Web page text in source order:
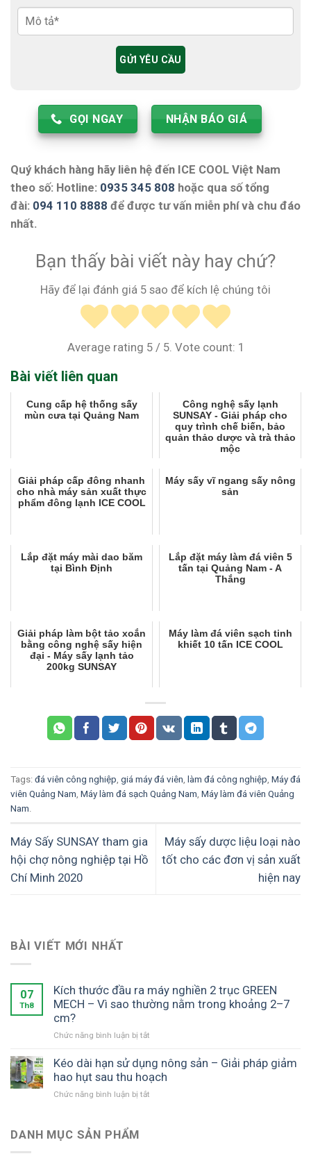
GỌI NGAY NHẬN BÁO GIÁ
Quý khách hàng hãy liên hệ đến ICE COOL Việt Nam
theo số: Hotline: 0935 345 808 hoặc qua số tổng
đài: 094 110 8888 để được tư vấn miễn phí và chu đáo
nhất.
Bạn thấy bài viết này hay chứ?
Hãy để lại đánh giá 5 sao để kích lệ chúng tôi
Average rating 5/ 5. Vote count: 1
Bài viết liên quan
Cung cấp hệ thống sấy
mùn cưa tại Quảng Nam
Công nghệ sấy lạnh
SUNSAY - Giải pháp cho
quy trình chế biến, bảo
quản thảo dược và trà thảo
mộc
Giải pháp cấp đông nhanh
cho nhà máy sản xuất thực
phẩm đông lạnh ICE COOL
Máy sấy vĩ ngang sấy nông
sản
Lắp đặt máy mài dao băm
tại Bình Định
Lắp đặt máy làm đá viên 5
tấn tại Quảng Nam - A
Thắng
Giải pháp làm bột tảo xoắn
bằng công nghệ sấy hiện
đại - Máy sấy lạnh tảo
200kg SUNSAY
Máy làm đá viên sạch tinh
khiết 10 tấn ICE COOL
Tags: đá viên công nghiệp, giá máy đá viên, làm đá công nghiệp, Máy đá
viên Quảng Nam, Máy làm đá sạch Quảng Nam, Máy làm đá viên Quảng
Nam.
Máy Sấy SUNSAY tham gia
hội chợ nông nghiệp tại Hồ
Chí Minh 2020
Máy sấy dược liệu loại nào
tốt cho các đơn vị sản xuất
hiện nay
BÀI VIẾT MỚI NHẤT
07
Th8
Kích thước đầu ra máy nghiền 2 trục GREEN
MECH – Vì sao thường nằm trong khoảng 2–7
cm?
Chức năng bình luận bị tắt
thước
đầu
ra
Kéo dài hạn sử dụng nông sản – Giải pháp giảm
hao hụt sau thu hoạch
Chức năng bình luận bị tắt
DANH MỤC SẢN PHẨM